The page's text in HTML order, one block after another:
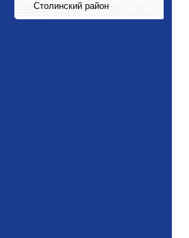
Столинский район